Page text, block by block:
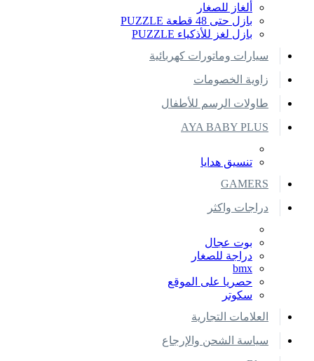
ألغاز للصغار
بازل حتى 48 قطعة PUZZLE
بازل لغز للأذكياء PUZZLE
سيارات وماتورات كهربائية
زاوية الخصومات
طاولات الرسم للأطفال
AYA BABY PLUS
تنسيق هدايا
GAMERS
دراجات واكثر
بوت عجال
دراجة للصغار
bmx
حصريا على الموقع
سكوتر
العلامات التجارية
سياسة الشحن والإرجاع